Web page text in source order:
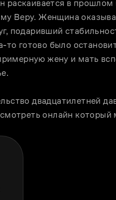
раскаивается в
Веру. Женщина
подаривший
то готово было
жену и мать
двадцатилетней
онлайн